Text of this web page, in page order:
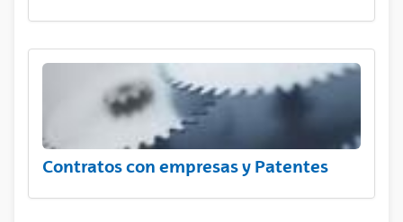
Contratos con empresas y Patentes